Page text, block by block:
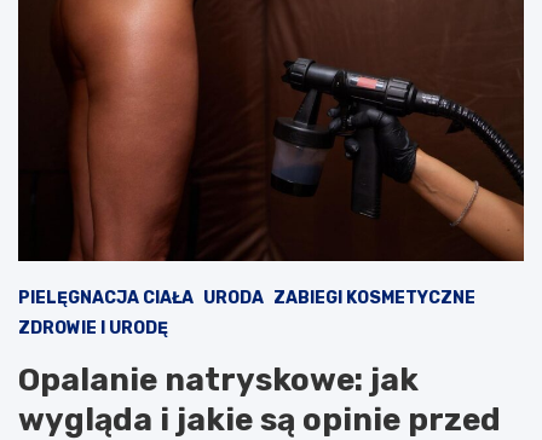
PIELĘGNACJA CIAŁA URODA ZABIEGI KOSMETYCZNE
ZDROWIE I URODĘ
Opalanie natryskowe: jak
wygląda i jakie są opinie przed